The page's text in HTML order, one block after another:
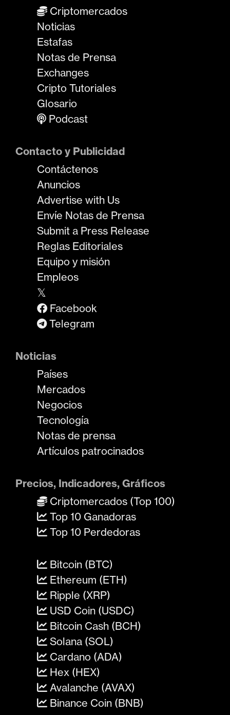
Criptomercados
Noticias
Estafas
Notas de Prensa
Exchanges
Cripto Tutoriales
Glosario
Podcast
Contacto y Publicidad
Contáctenos
Anuncios
Advertise with Us
Envíe Notas de Prensa
Submit a Press Release
Reglas Editoriales
Equipo y misión
Empleos
𝕏
Facebook
Telegram
Noticias
Países
Mercados
Negocios
Tecnología
Notas de prensa
Artículos patrocinados
Precios, Indicadores, Gráficos
Criptomercados (Top 100)
Top 10 Ganadoras
Top 10 Perdedoras
Bitcoin (BTC)
Ethereum (ETH)
Ripple (XRP)
USD Coin (USDC)
Bitcoin Cash (BCH)
Solana (SOL)
Cardano (ADA)
Hex (HEX)
Avalanche (AVAX)
Binance Coin (BNB)